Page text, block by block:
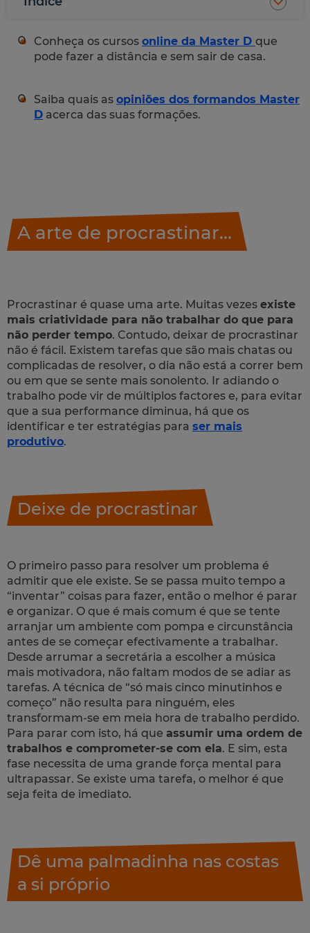
Conheça os cursos online da Master D que
pode fazer a distância e sem sair de casa.
Saiba quais as opiniões dos formandos Master
D acerca das suas formações.
A arte de procrastinar...
Procrastinar é quase uma arte. Muitas vezes existe
mais criatividade para não trabalhar do que para
não perder tempo. Contudo, deixar de procrastinar
não é fácil. Existem tarefas que são mais chatas ou
complicadas de resolver, o dia não está a correr bem
ou em que se sente mais sonolento. Ir adiando o
trabalho pode vir de múltiplos factores e, para evitar
que a sua performance diminua, há que os
identificar e ter estratégias para ser mais
produtivo.
Deixe de procrastinar
O primeiro passo para resolver um problema é
admitir que ele existe. Se se passa muito tempo a
“inventar” coisas para fazer, então o melhor é parar
e organizar. O que é mais comum é que se tente
arranjar um ambiente com pompa e circunstância
antes de se começar efectivamente a trabalhar.
Desde arrumar a secretária a escolher a música
mais motivadora, não faltam modos de se adiar as
tarefas. A técnica de “só mais cinco minutinhos e
começo” não resulta para ninguém, eles
transformam-se em meia hora de trabalho perdido.
Para parar com isto, há que assumir uma ordem de
trabalhos e comprometer-se com ela. E sim, esta
fase necessita de uma grande força mental para
ultrapassar. Se existe uma tarefa, o melhor é que
seja feita de imediato.
Dê uma palmadinha nas costas
a si próprio